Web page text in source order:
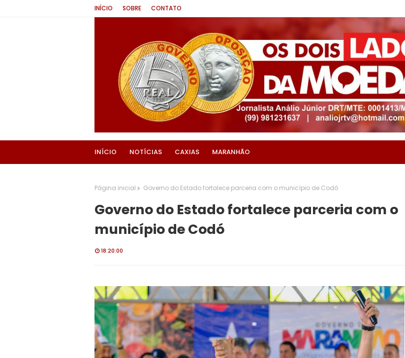
INÍCIO SOBRE CONTATO
INÍCIO NOTÍCIAS CAXIAS MARANHÃO
Página inicial Governo do Estado fortalece parceria com o município de Codó
Governo do Estado fortalece parceria com o
município de Codó
18:20:00